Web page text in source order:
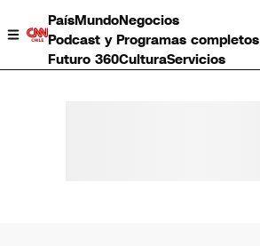
PaísMundoNegocios
Podcast y Programas completos
Futuro 360CulturaServicios